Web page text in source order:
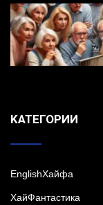
KАТЕГОРИИ
EnglishХайфа
XайФантастика